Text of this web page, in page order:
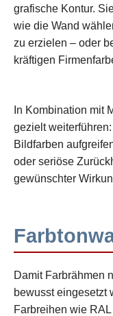
grafische Kontur.
wie die Wand
zu erzielen – oder
kräftigen
In Kombination mit
gezielt
Bildfarben
oder seriöse
gewünschter
Damit Farbrähmen
bewusst eingesetzt
Farbreihen wie